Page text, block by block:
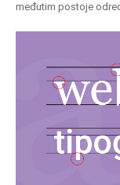
međutim postoje